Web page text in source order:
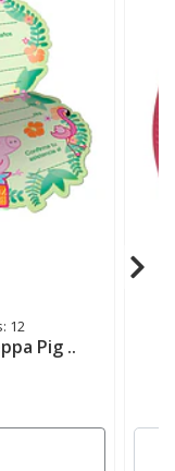
12
Pig ..